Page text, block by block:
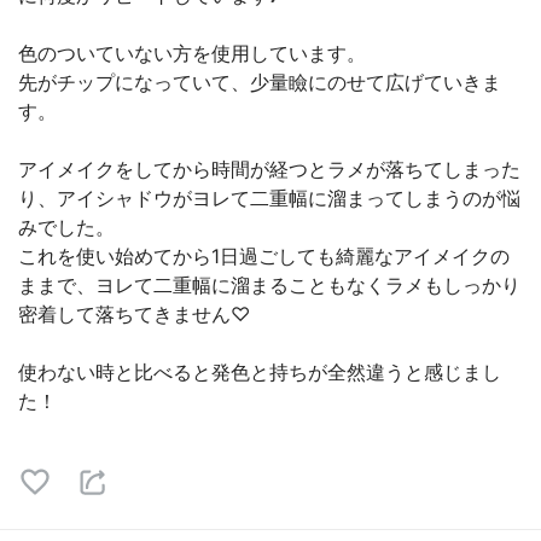
色のついていない方を使用しています。
先がチップになっていて、少量瞼にのせて広げていきま
す。
アイメイクをしてから時間が経つとラメが落ちてしまった
り、アイシャドウがヨレて二重幅に溜まってしまうのが悩
みでした。
これを使い始めてから1日過ごしても綺麗なアイメイクの
ままで、ヨレて二重幅に溜まることもなくラメもしっかり
密着して落ちてきません♡
使わない時と比べると発色と持ちが全然違うと感じまし
た！